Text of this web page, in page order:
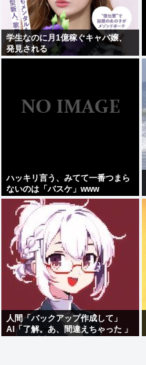
学生なのに月1億稼ぐキャバ嬢、
発見される
ハッキリ言う、みてて一番つまら
ないのは「バスケ」www
人間「バックアップ作成して」
AI「了解。あ、間違えちゃった 」